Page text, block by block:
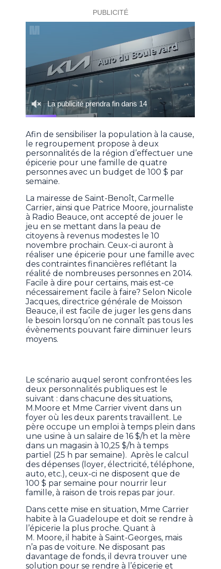
Afin de sensibiliser la population à la cause,
le regroupement propose à deux
personnalités de la région d’effectuer une
épicerie pour une famille de quatre
personnes avec un budget de 100 $ par
semaine.
La mairesse de Saint-Benoît, Carmelle
Carrier, ainsi que Patrice Moore, journaliste
à Radio Beauce, ont accepté de jouer le
jeu en se mettant dans la peau de
citoyens à revenus modestes le 10
novembre prochain. Ceux-ci auront à
réaliser une épicerie pour une famille avec
des contraintes financières reflétant la
réalité de nombreuses personnes en 2014.
Facile à dire pour certains, mais est-ce
nécessairement facile à faire? Selon Nicole
Jacques, directrice générale de Moisson
Beauce, il est facile de juger les gens dans
le besoin lorsqu’on ne connaît pas tous les
évènements pouvant faire diminuer leurs
moyens.
Le scénario auquel seront confrontées les
deux personnalités publiques est le
suivant : dans chacune des situations,
M.Moore et Mme Carrier vivent dans un
foyer où les deux parents travaillent. Le
père occupe un emploi à temps plein dans
une usine à un salaire de 16 $/h et la mère
dans un magasin à 10,25 $/h à temps
partiel (25 h par semaine). Après le calcul
des dépenses (loyer, électricité, téléphone,
auto, etc.), ceux-ci ne disposent que de
100 $ par semaine pour nourrir leur
famille, à raison de trois repas par jour.
Dans cette mise en situation, Mme Carrier
habite à la Guadeloupe et doit se rendre à
l’épicerie la plus proche. Quant à
M. Moore, il habite à Saint-Georges, mais
n’a pas de voiture. Ne disposant pas
davantage de fonds, il devra trouver une
solution pour se rendre à l’épicerie et